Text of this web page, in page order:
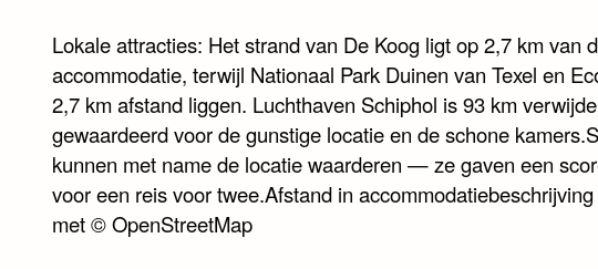
Lokale attracties: Het strand van De Koog ligt op 2,7 km van
accommodatie, terwijl Nationaal Park Duinen van Texel en
2,7 km afstand liggen. Luchthaven Schiphol is 93 km
gewaardeerd voor de gunstige locatie en de schone
kunnen met name de locatie waarderen — ze gaven een
voor een reis voor twee.Afstand in
met © OpenStreetMap